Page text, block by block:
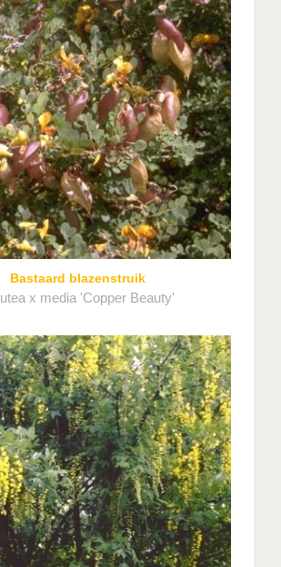
Bastaard blazenstruik
x media 'Copper Beauty'